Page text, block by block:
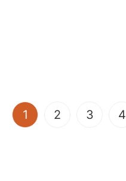
1 (current)
2 3 4